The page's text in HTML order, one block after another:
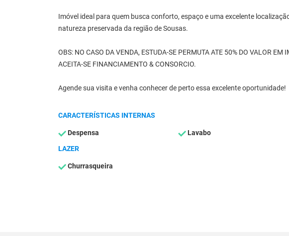
Imóvel ideal para quem busca conforto, espaço e uma excelente
natureza preservada da região de Sousas.
OBS: NO CASO DA VENDA, ESTUDA-SE PERMUTA ATE 50% DO VALOR EM
ACEITA-SE FINANCIAMENTO & CONSORCIO.
Agende sua visita e venha conhecer de perto essa excelente oportunidade!
CARACTERÍSTICAS INTERNAS
Despensa Lavabo
LAZER
Churrasqueira